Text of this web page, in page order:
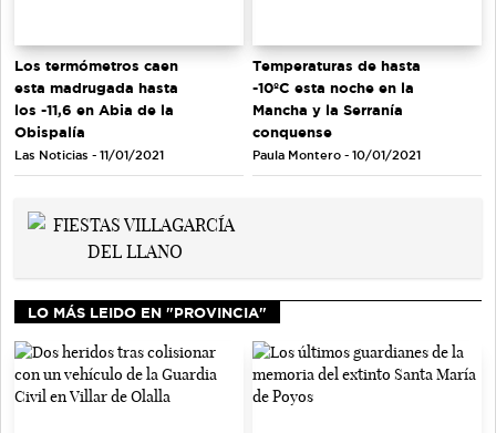
Los termómetros caen
esta madrugada hasta
los -11,6 en Abia de la
Obispalía
Las Noticias - 11/01/2021
Temperaturas de hasta
-10ºC esta noche en la
Mancha y la Serranía
conquense
Paula Montero - 10/01/2021
LO MÁS LEIDO EN "PROVINCIA"